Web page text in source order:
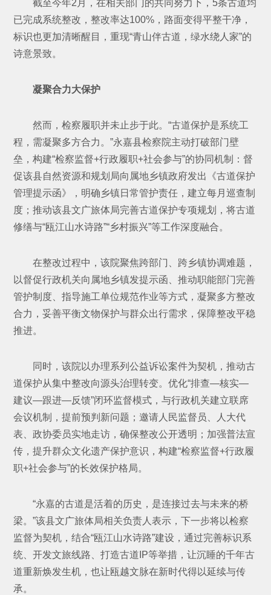
截至今年2月，在相关部门的共同努力下，5条古道均
已完成系统整改，整改率达100%，路面变得平整干净，
标识也更加清晰醒目，重现“青山伴古道，绿水绕人家”的
诗意景致。
凝聚合力大保护
然而，检察履职并未止步于此。“古道保护是系统工
程，需凝聚多方合力。”永嘉县检察院主动打破部门壁
垒，构建“检察监督+行政履职+社会参与”的协同机制：督
促该县自然资源和规划局向属地乡镇政府发出《古道保护
管理提示函》，明确乡镇日常管护责任，建立每月巡查制
度；推动该县文广旅体局完善古道保护专项规划，将古道
修缮与“瓯江山水诗路”“乡村振兴”等工作深度融合。
在整改过程中，该院聚焦跨部门、跨乡镇协调难题，
以督促行政机关向属地乡镇发提示函、推动职能部门完善
管护制度、指导施工单位规范作业等方式，凝聚多方整改
合力，妥善平衡文物保护与群众出行需求，保障整改平稳
推进。
同时，该院以办理系列公益诉讼案件为契机，推动古
道保护从集中整改向源头治理转变。优化“排查—核实—
建议—跟进—反馈”闭环监督模式，与行政机关建立联席
会议机制，提前预判新问题；邀请人民监督员、人大代
表、政协委员实地走访，确保整改公开透明；加强普法宣
传，提升群众文化遗产保护意识，构建“检察监督+行政履
职+社会参与”的长效保护格局。
“永嘉的古道是活着的历史，是连接过去与未来的桥
梁。”该县文广旅体局相关负责人表示，下一步将以检察
监督为契机，结合“瓯江山水诗路”建设，通过完善标识系
统、开发文旅线路、打造古道IP等举措，让沉睡的千年古
道重新焕发生机，也让瓯越文脉在新时代得以延续与传
承。